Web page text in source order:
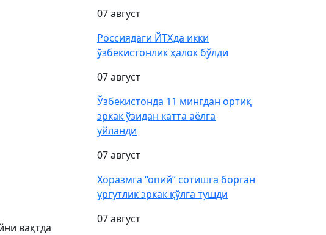
вақтда
07 август
Россиядаги ЙТҲда икки
ўзбекистонлик ҳалок бўлди
07 август
Ўзбекистонда 11 мингдан ортиқ
эркак ўзидан катта аёлга
уйланди
07 август
Хоразмга “опий” сотишга борган
ургутлик эркак қўлга тушди
07 август